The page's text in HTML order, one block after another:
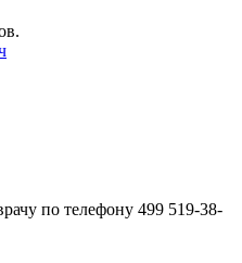
по телефону 499 519-38-